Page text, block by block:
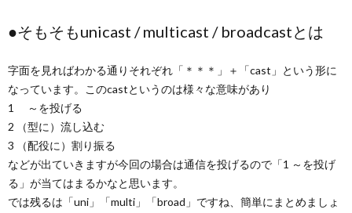
●そもそもunicast / multicast / broadcastとは
字面を見ればわかる通りそれぞれ「＊＊＊」＋「cast」という形に
なっています。このcastというのは様々な意味があり
1 ～を投げる
2 （型に）流し込む
3 （配役に）割り振る
などが出ていきますが今回の場合は通信を投げるので「1 ～を投げ
る」が当てはまるかなと思います。
では残るは「uni」「multi」「broad」ですね、簡単にまとめましょ